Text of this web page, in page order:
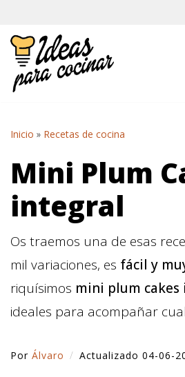
Saltar
al
contenido
Inicio » Recetas de cocina
Mini Plum
integral
Os traemos una de esas
mil variaciones, es fácil y
riquísimos mini plum cakes
ideales para acompañar
Por Álvaro Actualizado 04-06-